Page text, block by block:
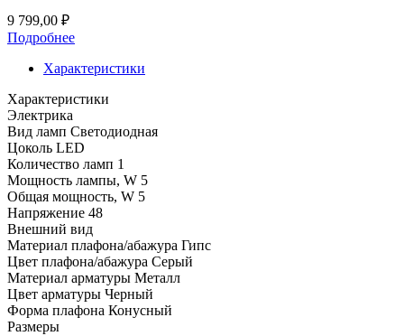
9 799,00 ₽
Подробнее
Характеристики
Характеристики
Электрика
Вид ламп Светодиодная
Цоколь LED
Количество ламп 1
Мощность лампы, W 5
Общая мощность, W 5
Напряжение 48
Внешний вид
Материал плафона/абажура Гипс
Цвет плафона/абажура Серый
Материал арматуры Металл
Цвет арматуры Черный
Форма плафона Конусный
Размеры